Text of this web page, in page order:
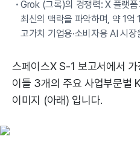
Grok (그록)의 경쟁력: X 플랫
최신의 맥락을 파악하며, 약 1
고가치 기업용·소비자용 AI 시
스페이스X S-1 보고서에서
이들 3개의 주요 사업부문별
이미지 (아래) 입니다.